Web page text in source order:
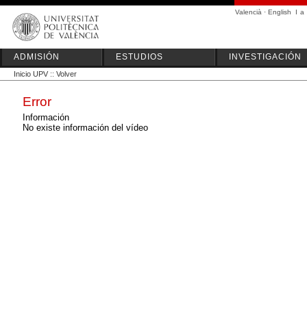
Valencià · English I a
ADMISIÓN ESTUDIOS INVESTIGACIÓN
Inicio UPV :: Volver
Error
Información
No existe información del vídeo